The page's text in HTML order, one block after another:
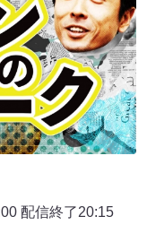
配信終了20:15